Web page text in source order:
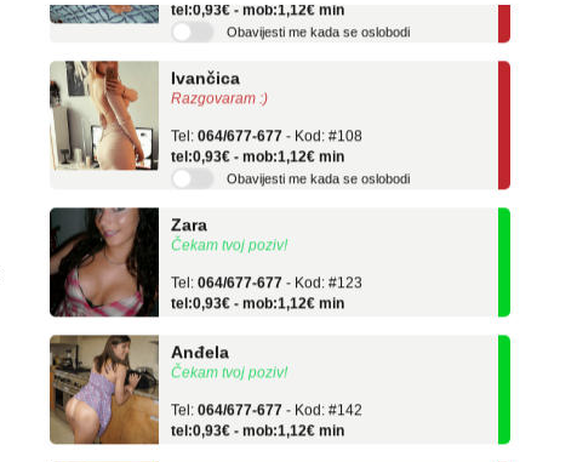
Obavijesti me kada se oslobodi
Razgovaram :)
tel:0,93€ - mob:1,12€ min
Obavijesti me kada se oslobodi
Čekam tvoj poziv!
tel:0,93€ - mob:1,12€ min
Čekam tvoj poziv!
tel:0,93€ - mob:1,12€ min